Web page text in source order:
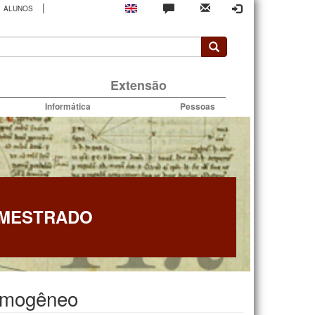
ALUNOS |
Extensão
Informática Pessoas